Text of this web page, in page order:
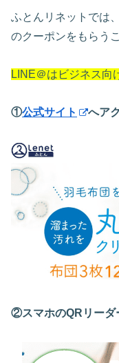
ふとんリネットでは
のクーポンをもらう
LINE＠はビジネス向
①公式サイト へア
②スマホのQRリーダ